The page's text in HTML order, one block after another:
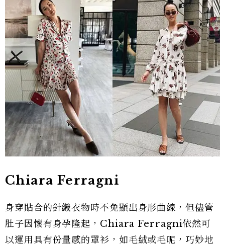
Chiara Ferragni
身穿貼合的針織衣物時不免顯出身形曲線，但儘管
肚子因懷有身孕隆起，Chiara Ferragni依然可
以運用具有份量感的罩衫，如毛絨或毛呢，巧妙地